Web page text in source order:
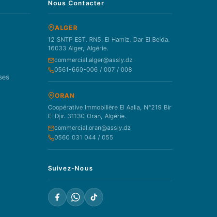
Nous Contacter
ALGER
12 SNTP EST. RN5. El Hamiz, Dar El Beida.
16033 Alger, Algérie.
commercial.alger@assly.dz
0561-660-006 / 007 / 008
ORAN
Coopérative Immobilière El Aalia, N°219 Bir
El Djir. 31130 Oran, Algérie.
commercial.oran@assly.dz
0560 031 044 / 055
Suivez-Nous